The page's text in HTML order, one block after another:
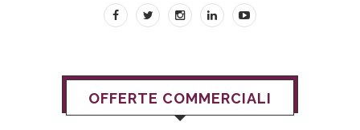
OFFERTE COMMERCIALI